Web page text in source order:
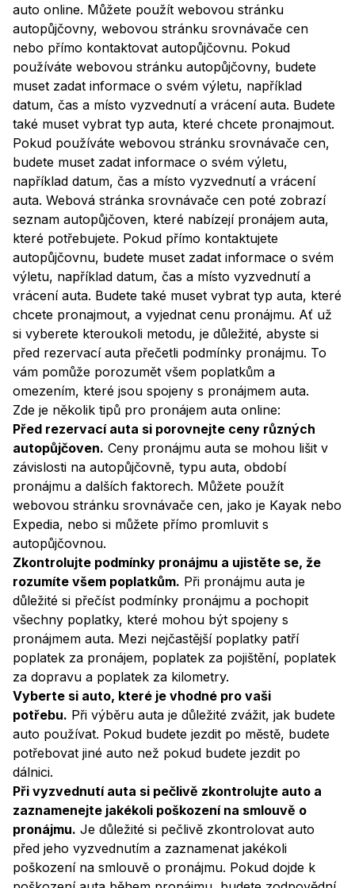
auto online. Můžete použít webovou stránku
autopůjčovny, webovou stránku srovnávače cen
nebo přímo kontaktovat autopůjčovnu. Pokud
používáte webovou stránku autopůjčovny, budete
muset zadat informace o svém výletu, například
datum, čas a místo vyzvednutí a vrácení auta. Budete
také muset vybrat typ auta, které chcete pronajmout.
Pokud používáte webovou stránku srovnávače cen,
budete muset zadat informace o svém výletu,
například datum, čas a místo vyzvednutí a vrácení
auta. Webová stránka srovnávače cen poté zobrazí
seznam autopůjčoven, které nabízejí pronájem auta,
které potřebujete. Pokud přímo kontaktujete
autopůjčovnu, budete muset zadat informace o svém
výletu, například datum, čas a místo vyzvednutí a
vrácení auta. Budete také muset vybrat typ auta, které
chcete pronajmout, a vyjednat cenu pronájmu. Ať už
si vyberete kteroukoli metodu, je důležité, abyste si
před rezervací auta přečetli podmínky pronájmu. To
vám pomůže porozumět všem poplatkům a
omezením, které jsou spojeny s pronájmem auta.
Zde je několik tipů pro pronájem auta online:
Před rezervací auta si porovnejte ceny různých
autopůjčoven. Ceny pronájmu auta se mohou lišit v
závislosti na autopůjčovně, typu auta, období
pronájmu a dalších faktorech. Můžete použít
webovou stránku srovnávače cen, jako je Kayak nebo
Expedia, nebo si můžete přímo promluvit s
autopůjčovnou.
Zkontrolujte podmínky pronájmu a ujistěte se, že
rozumíte všem poplatkům. Při pronájmu auta je
důležité si přečíst podmínky pronájmu a pochopit
všechny poplatky, které mohou být spojeny s
pronájmem auta. Mezi nejčastější poplatky patří
poplatek za pronájem, poplatek za pojištění, poplatek
za dopravu a poplatek za kilometry.
Vyberte si auto, které je vhodné pro vaši
potřebu. Při výběru auta je důležité zvážit, jak budete
auto používat. Pokud budete jezdit po městě, budete
potřebovat jiné auto než pokud budete jezdit po
dálnici.
Při vyzvednutí auta si pečlivě zkontrolujte auto a
zaznamenejte jakékoli poškození na smlouvě o
pronájmu. Je důležité si pečlivě zkontrolovat auto
před jeho vyzvednutím a zaznamenat jakékoli
poškození na smlouvě o pronájmu. Pokud dojde k